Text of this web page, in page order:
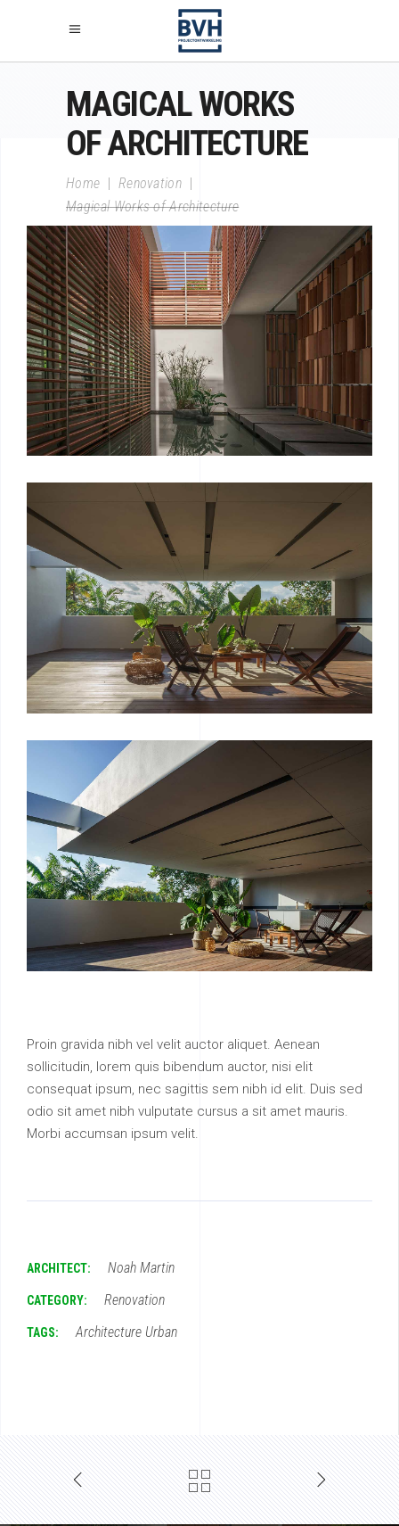
MAGICAL WORKS
OF ARCHITECTURE
Home Renovation
Magical Works of Architecture
Proin gravida nibh vel velit auctor aliquet. Aenean
sollicitudin, lorem quis bibendum auctor, nisi elit
consequat ipsum, nec sagittis sem nibh id elit. Duis sed
odio sit amet nibh vulputate cursus a sit amet mauris.
Morbi accumsan ipsum velit.
ARCHITECT: Noah Martin
CATEGORY: Renovation
TAGS: Architecture Urban